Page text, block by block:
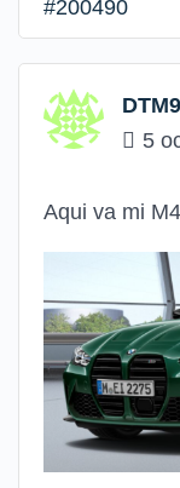
#200490
5
Aqui va mi